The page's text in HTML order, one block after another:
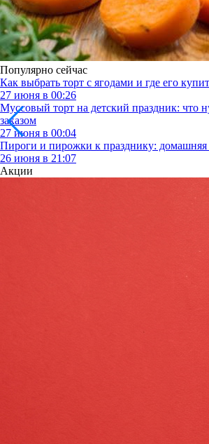
Популярно сейчас
Как выбрать торт с ягодами и где его
27 июня в 00:26
Муссовый торт на детский праздник: что
заказом
27 июня в 00:04
Пироги и пирожки к празднику: домашняя
26 июня в 21:07
Акции